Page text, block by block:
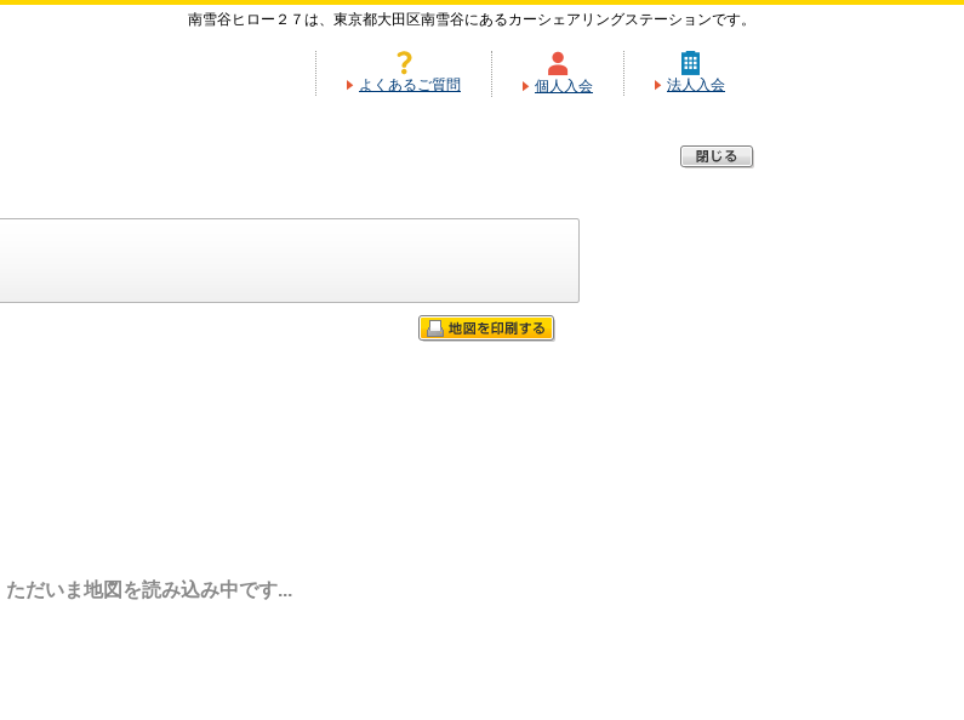
南雪谷ヒロー２７は、東京都大田区南雪谷にあるカーシェアリングステーションです。
よくあるご質問 個人入会 法人入会
ただいま地図を読み込み中です...